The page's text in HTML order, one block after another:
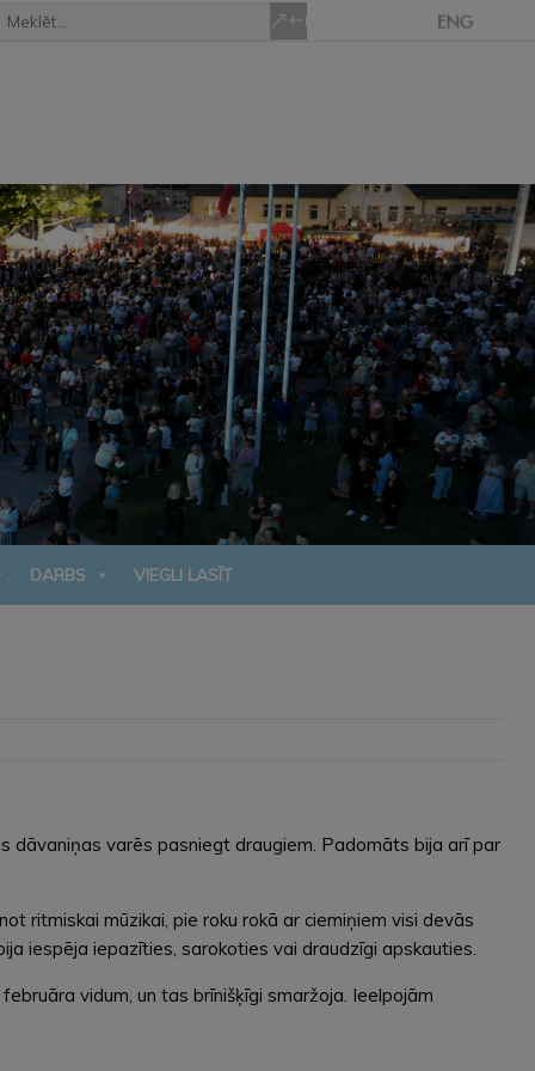
DARBS VIEGLI LASĪT
dāvaniņas varēs pasniegt draugiem. Padomāts bija arī par
ritmiskai mūzikai, pie roku rokā ar ciemiņiem visi devās
iespēja iepazīties, sarokoties vai draudzīgi apskauties.
vidum, un tas brīnišķīgi smaržoja. Ieelpojām